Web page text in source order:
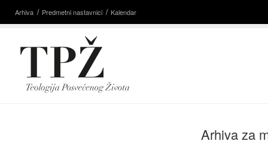
Arhiva Predmetni nastavnici Kalendar
Arhiva za